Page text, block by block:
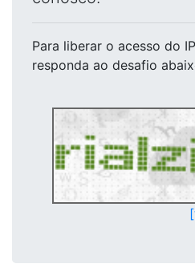
Para liberar o acesso do IP
responda ao desafio